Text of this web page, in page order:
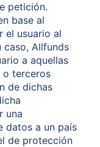
petición.
base al
el usuario al
caso, Allfunds
a aquellas
o terceros
de dichas
una
datos a un país
de protección